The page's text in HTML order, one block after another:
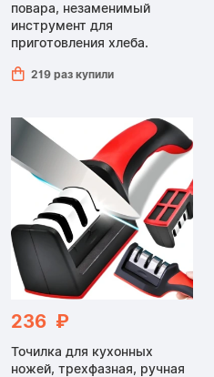
повара, незаменимый
инструмент для
приготовления хлеба.
219 раз купили
236 ₽
Точилка для кухонных
ножей, трехфазная, ручная